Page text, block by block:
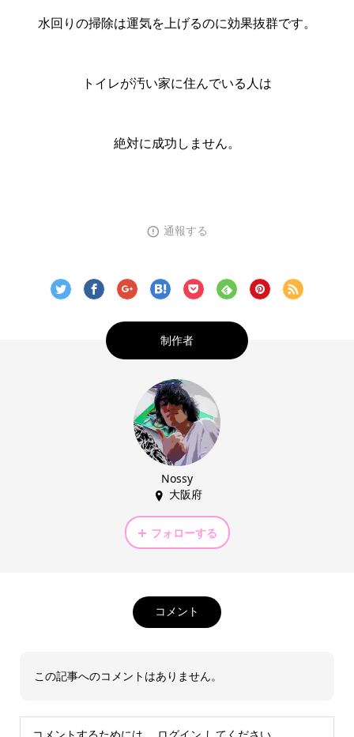
水回りの掃除は運気を上げるのに効果抜群です。
トイレが汚い家に住んでいる人は
絶対に成功しません。
通報する
制作者
Nossy
大阪府
フォローする
コメント
この記事へのコメントはありません。